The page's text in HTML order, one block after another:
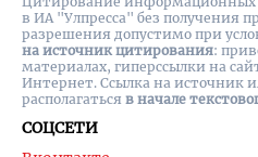
СОЦСЕТИ
в ИА "Улпресса" без получения
разрешения допустимо при
на источник цитирования:
материалах, гиперссылки на
Интернет. Ссылка на источник
располагаться в начале